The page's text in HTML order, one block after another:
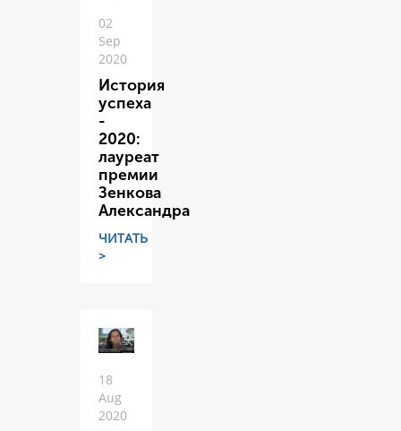
02
Sep
2020
История
успеха
-
2020:
лауреат
премии
Зенкова
Александра
ЧИТАТЬ
>
18
Aug
2020